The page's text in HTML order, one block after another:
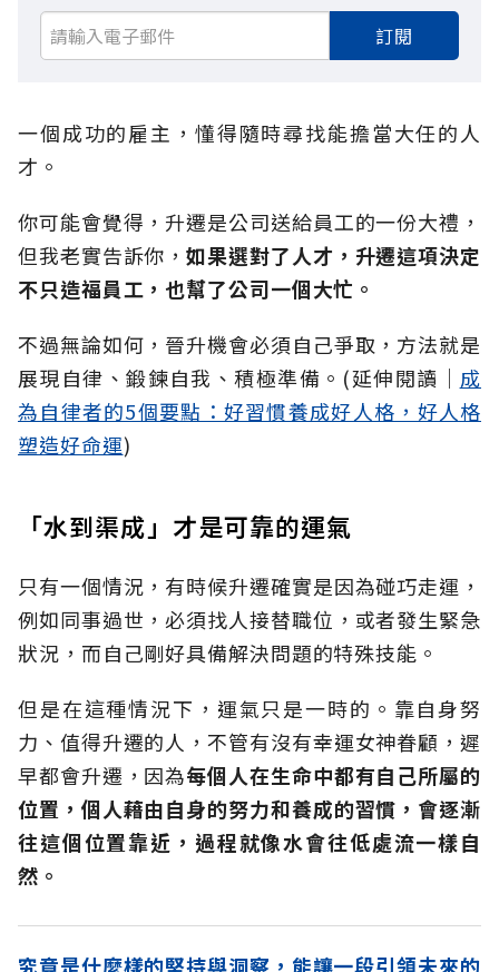
訂閱
一個成功的雇主，懂得隨時尋找能擔當大任的人
才。
你可能會覺得，升遷是公司送給員工的一份大禮，
但我老實告訴你，如果選對了人才，升遷這項決定
不只造福員工，也幫了公司一個大忙。
不過無論如何，晉升機會必須自己爭取，方法就是
展現自律、鍛鍊自我、積極準備。(延伸閱讀│ 成
為自律者的5個要點：好習慣養成好人格，好人格
塑造好命運)
「水到渠成」才是可靠的運氣
只有一個情況，有時候升遷確實是因為碰巧走運，
例如同事過世，必須找人接替職位，或者發生緊急
狀況，而自己剛好具備解決問題的特殊技能。
但是在這種情況下，運氣只是一時的。靠自身努
力、值得升遷的人，不管有沒有幸運女神眷顧，遲
早都會升遷，因為每個人在生命中都有自己所屬的
位置，個人藉由自身的努力和養成的習慣，會逐漸
往這個位置靠近 ，過程就像水會往低處流一樣自
然。
究竟是什麼樣的堅持與洞察，能讓一段引領未來的